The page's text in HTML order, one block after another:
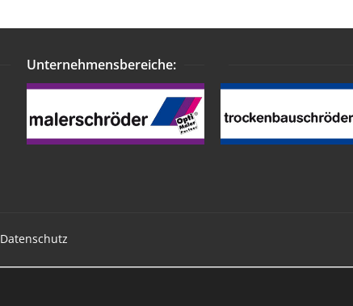
Unternehmensbereiche:
Datenschutz